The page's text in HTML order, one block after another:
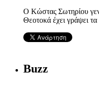
O Kώστας Σωτηρίου
Θεοτοκά έχει γράψει
Buzz